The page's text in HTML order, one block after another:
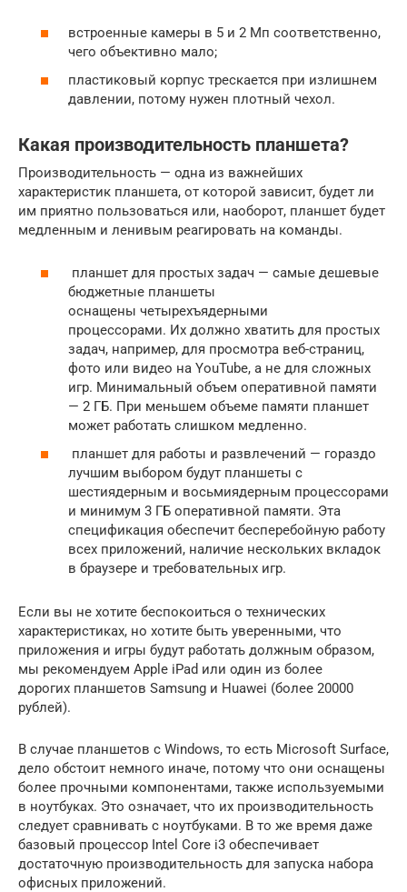
встроенные камеры в 5 и 2 Мп соответственно,
чего объективно мало;
пластиковый корпус трескается при излишнем
давлении, потому нужен плотный чехол.
Какая производительность планшета?
Производительность — одна из важнейших
характеристик планшета, от которой зависит, будет ли
им приятно пользоваться или, наоборот, планшет будет
медленным и ленивым реагировать на команды.
планшет для простых задач — самые дешевые
бюджетные планшеты
оснащены четырехъядерными
процессорами. Их должно хватить для простых
задач, например, для просмотра веб-страниц,
фото или видео на YouTube, а не для сложных
игр. Минимальный объем оперативной памяти
— 2 ГБ. При меньшем объеме памяти планшет
может работать слишком медленно.
планшет для работы и развлечений — гораздо
лучшим выбором будут планшеты с
шестиядерным и восьмиядерным процессорами
и минимум 3 ГБ оперативной памяти. Эта
спецификация обеспечит бесперебойную работу
всех приложений, наличие нескольких вкладок
в браузере и требовательных игр.
Если вы не хотите беспокоиться о технических
характеристиках, но хотите быть уверенными, что
приложения и игры будут работать должным образом,
мы рекомендуем Apple iPad или один из более
дорогих планшетов Samsung и Huawei (более 20000
рублей).
В случае планшетов с Windows, то есть Microsoft Surface,
дело обстоит немного иначе, потому что они оснащены
более прочными компонентами, также используемыми
в ноутбуках. Это означает, что их производительность
следует сравнивать с ноутбуками. В то же время даже
базовый процессор Intel Core i3 обеспечивает
достаточную производительность для запуска набора
офисных приложений.